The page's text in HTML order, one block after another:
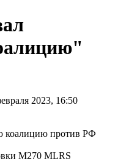
2023, 16:50
M270 MLRS